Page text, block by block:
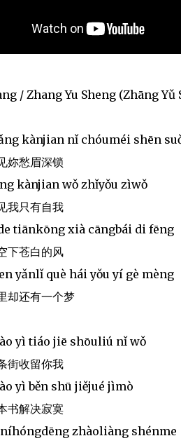
/ Zhang Yu Sheng (Zhāng Yǔ
kànjian nǐ chóuméi shēn
妳愁眉深锁
kànjian wǒ zhǐyǒu zìwǒ
我只有自我
tiānkōng xià cāngbái di fēng
下苍白的风
yǎnlǐ què hái yǒu yí gè mèng
却还有一个梦
yì tiáo jiē shōuliú nǐ wǒ
街收留你我
yì běn shū jiějué jìmò
书解决寂寞
zhàoliàng shénme